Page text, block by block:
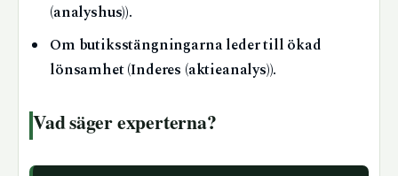
(analyshus)).
Om butiksstängningarna leder till ökad
lönsamhet (Inderes (aktieanalys)).
Vad säger experterna?